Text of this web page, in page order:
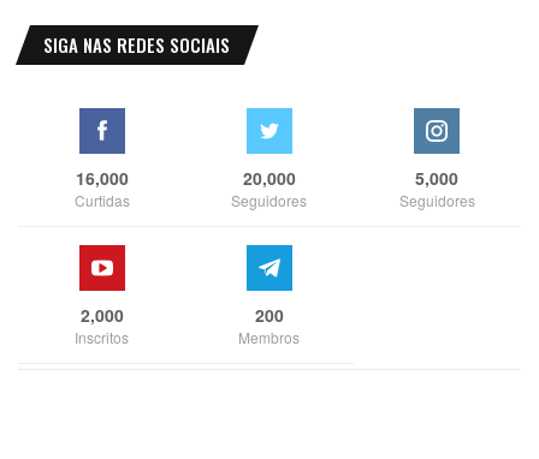
SIGA NAS REDES SOCIAIS
16,000
Curtidas
20,000
Seguidores
5,000
Seguidores
2,000
Inscritos
200
Membros